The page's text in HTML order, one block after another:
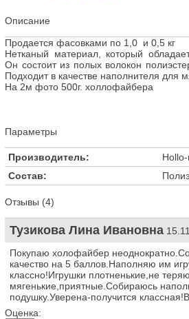
Описание
Продается фасовками по 1,0 и 0,5 кг
Нетканый материал, который обладает
Он состоит из полых волокон
Подходит в качестве наполнителя для
На 2м фото 500г. холлофайбера
Параметры
Производитель:
Состав:
Отзывы (4)
Тузикова Лина Ивановна
Покупаю холофайбер
качество на 5 баллов.Наполняю им
классно!Игрушки плотненькие,не
мягенькие,приятные.Собираюсь
подушку.Уверена-получится
Оценка: